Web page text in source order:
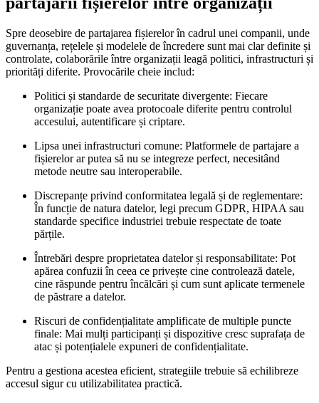
Spre deosebire de partajarea fișierelor în cadrul unei companii, unde
guvernanța, rețelele și modelele de încredere sunt mai clar definite și
controlate, colaborările între organizații leagă politici, infrastructuri și
priorități diferite. Provocările cheie includ:
Politici și standarde de securitate divergente: Fiecare
organizație poate avea protocoale diferite pentru controlul
accesului, autentificare și criptare.
Lipsa unei infrastructuri comune: Platformele de partajare a
fișierelor ar putea să nu se integreze perfect, necesitând
metode neutre sau interoperabile.
Discrepanțe privind conformitatea legală și de reglementare:
În funcție de natura datelor, legi precum GDPR, HIPAA sau
standarde specifice industriei trebuie respectate de toate
părțile.
Întrebări despre proprietatea datelor și responsabilitate: Pot
apărea confuzii în ceea ce privește cine controlează datele,
cine răspunde pentru încălcări și cum sunt aplicate termenele
de păstrare a datelor.
Riscuri de confidențialitate amplificate de multiple puncte
finale: Mai mulți participanți și dispozitive cresc suprafața de
atac și potențialele expuneri de confidențialitate.
Pentru a gestiona acestea eficient, strategiile trebuie să echilibreze
accesul sigur cu utilizabilitatea practică.